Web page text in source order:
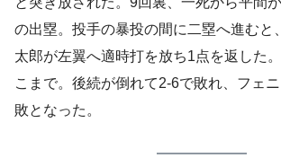
の出塁。投手の暴投の間に二塁へ進むと
太郎が左翼へ適時打を放ち1点を返した
こまで。後続が倒れて2-6で敗れ、フェ
敗となった。